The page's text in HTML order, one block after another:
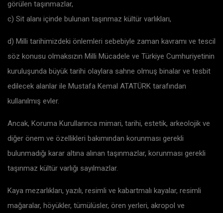
görülen taşınmazlar,
c) Sit alanı içinde bulunan taşınmaz kültür varlıkları,
d) Milli tarihimizdeki önlemleri sebebiyle zaman kavramı ve tescil
söz konusu olmaksızın Milli Mücadele ve Türkiye Cumhuriyetinin
kuruluşunda büyük tarihi olaylara sahne olmuş binalar ve tesbit
edilecek alanlar ile Mustafa Kemal ATATÜRK tarafından
kullanılmış evler.
Ancak, Koruma Kurullarınca mimari, tarihi, estetik, arkeolojik ve
diğer önem ve özellikleri bakımından korunması gerekli
bulunmadığı karar altına alınan taşınmazlar, korunması gerekli
taşınmaz kültür varlığı sayılmazlar.
Kaya mezarlıkları, yazılı, resimli ve kabartmalı kayalar, resimli
mağaralar, höyükler, tümülüsler, ören yerleri, akropol ve